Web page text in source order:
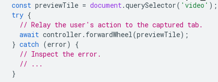
const previewTile = document.querySelector( 'video' );
try {
// Relay the user's action to the captured tab.
await controller . forwardWheel(previewTile);
} catch (error)
{
// Inspect the error.
// ...
}